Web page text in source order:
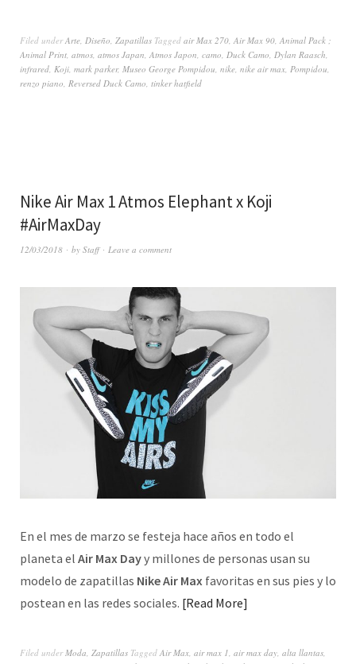
Filed underArte, Diseño, Zapatillas Tagged air Max 270, Air Max 90, Animal Pack ;
Animal Print, atmos, atmos Japan, Atmos Japon, camo, Duck Camo, Dylan Raasch,
infrared, Koji, mark parker, Museo George Pompidou, nike, nike air max, Pompidou,
renzo piano, Reversed Duck Camo, tinker hatfield
Nike Air Max 1 Atmos Elephant x Koji
#AirMaxDay
12/03/2018 by Staff Leave a comment
En el mes de marzo se festeja hace años en todo el
planeta el Air Max Dayy millones de personas usan su
modelo de zapatillas Nike Air Max favoritas en sus pies y lo
postean en las redes sociales. Read More
Filed under Moda Zapatillas Tagged Air Max air max 1 air max day alta llantas